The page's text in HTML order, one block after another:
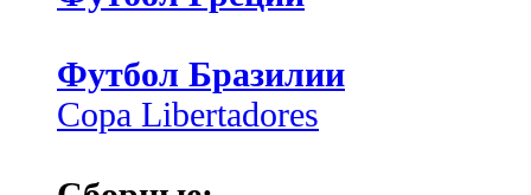
Футбол Бразилии
Copa Libertadores